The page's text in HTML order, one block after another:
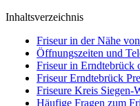
Inhaltsverzeichnis
Friseur in der Nähe
Öffnungszeiten und
Friseur in Erndtebrück
Friseur Erndtebrück
Friseure Kreis Siegen-
Häufige Fragen zum